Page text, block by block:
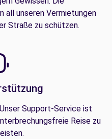
all unseren Vermietungen
Straße zu schützen.
Support-Service ist
Reise zu